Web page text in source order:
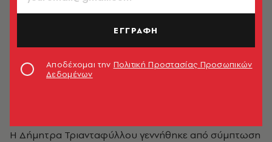
Η Δήμητρα Τριανταφύλλου γεννήθηκε από σύμπτωση
ΕΓΓΡΑΦΗ
Αποδέχομαι την Πολιτική Προστασίας Προσωπικών
Δεδομένων